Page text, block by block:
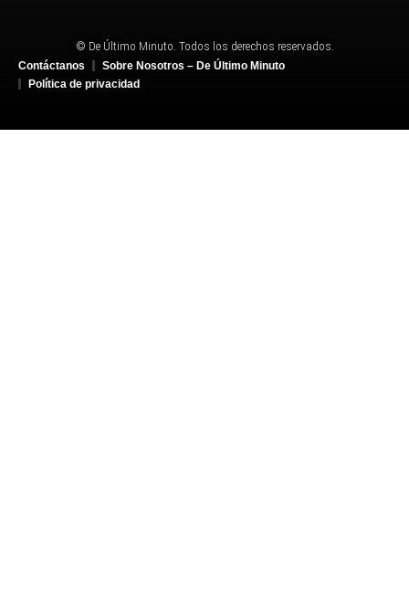
© De Último Minuto. Todos los derechos reservados.
Contáctanos
Sobre Nosotros – De Último Minuto
Política de privacidad